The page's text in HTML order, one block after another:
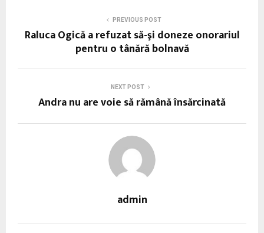
PREVIOUS POST
Raluca Ogică a refuzat să-şi doneze onorariul
pentru o tânără bolnavă
NEXT POST
Andra nu are voie să rămână însărcinată
admin